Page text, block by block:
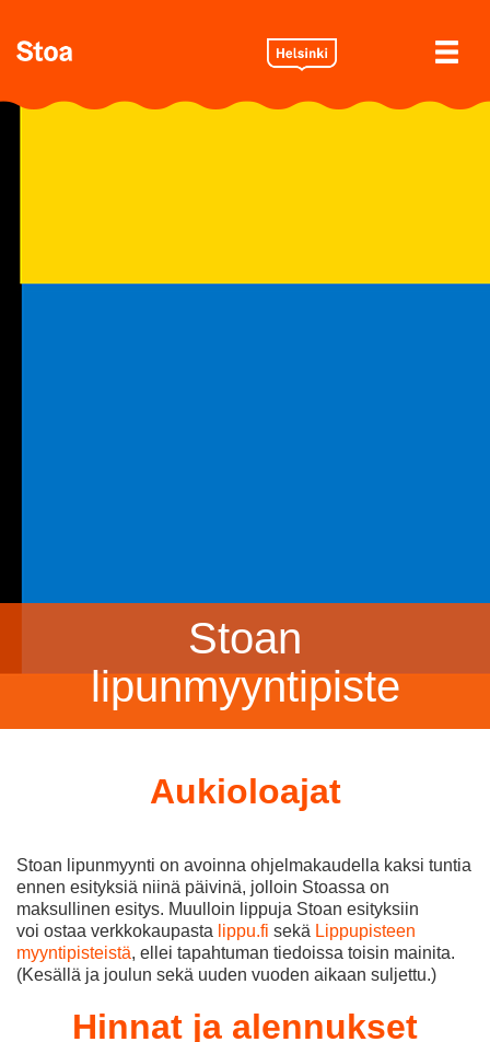
Stoan
lipunmyyntipiste
Aukioloajat
​​​​​​​Stoan lipunmyynti on avoinna ohjelmakaudella kaksi tuntia
ennen esityksiä niinä päivinä, jolloin Stoassa on
maksullinen esitys. Muulloin lippuja Stoan esityksiin
voi ostaa verkkokaupasta lippu.fi sekä Lippupisteen
myyntipisteistä, ellei tapahtuman tiedoissa toisin mainita.
(Kesällä ja joulun sekä uuden vuoden aikaan suljettu.)
Hinnat ja alennukset